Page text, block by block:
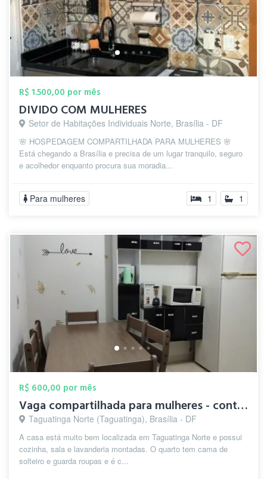
R$ 1.500,00 por mês
DIVIDO COM MULHERES
Setor de Habitações Individuais Norte, Brasília - DF
🌸 HOSPEDAGEM COMPARTILHADA PARA MULHERES 🌸
Está chegando a Brasília e precisa de um lugar tranquilo, seguro
e acolhedor enquanto procura sua moradia...
Para mulheres 1 1
R$ 600,00 por mês
Vaga compartilhada para mulheres - conta...
Taguatinga Norte (Taguatinga), Brasília - DF
A casa está muito bem localizada em Taguatinga Norte e possui
cozinha, sala e lavanderia montadas. O quarto tem cama de
solteiro e guarda roupas e é c...